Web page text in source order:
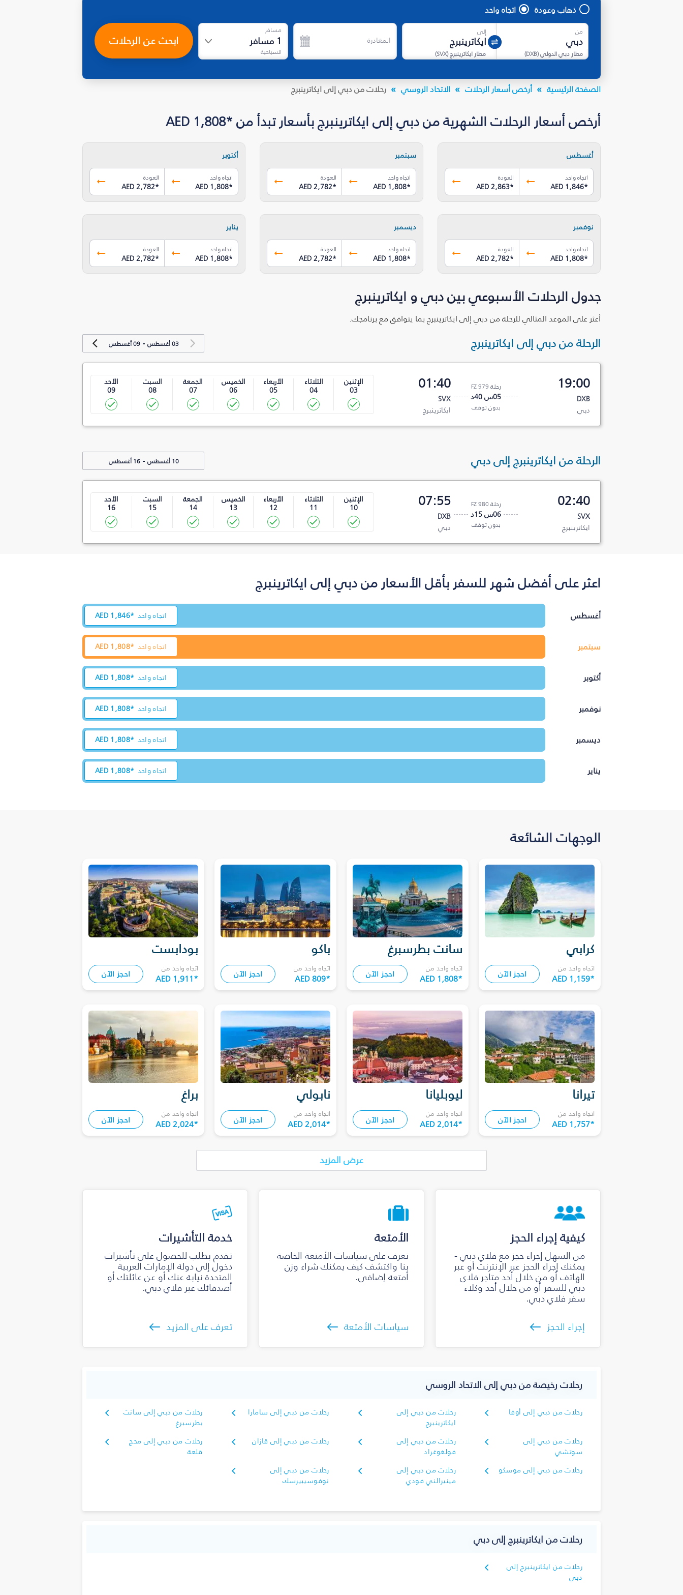
ذهاب وعودة اتجاه واحد
من
مطار دبي الدولي(
DXB
)
إلى
مطار ايكاترينبرج(
SVX
)
المغادرة
مسافر
1 مسافر
السياحية
ابحث عن الرحلات
الصفحة الرئيسية أرخص أسعار الرحلات الاتحاد الروسي رحلات من دبي إلى ايكاترينبرج
أرخص أسعار الرحلات الشهرية من دبي إلى ايكاترينبرج بأسعار تبدأ من *AED 1,808
أغسطس
اتجاه واحد
AED 1,846*
العودة
AED 2,863*
سبتمبر
اتجاه واحد
AED 1,808*
العودة
AED 2,782*
أكتوبر
اتجاه واحد
AED 1,808*
العودة
AED 2,782*
نوفمبر
اتجاه واحد
AED 1,808*
العودة
AED 2,782*
ديسمبر
اتجاه واحد
AED 1,808*
العودة
AED 2,782*
يناير
اتجاه واحد
AED 1,808*
العودة
AED 2,782*
جدول الرحلات الأسبوعي بين دبي و ايكاترينبرج
أعثر على الموعد المثالي للرحلة من دبي إلى ايكاترينبرج بما يتوافق مع برنامجك.
الرحلة من دبي إلى ايكاترينبرج 03 أغسطس -09 أغسطس
19:00
DXB
دبي
رحلة FZ 979
05س 40د
بدون توقف
01:40
SVX
ايكاترينبرج
الإثنين
03
الثلاثاء
04
الأربعاء
05
الخميس
06
الجمعة
07
السبت
08
الأحد
09
الرحلة من ايكاترينبرج إلى دبي 10 أغسطس -16 أغسطس
02:40
SVX
ايكاترينبرج
رحلة FZ 980
06س 15د
بدون توقف
07:55
DXB
دبي
الإثنين
10
الثلاثاء
11
الأربعاء
12
الخميس
13
الجمعة
14
السبت
15
الأحد
16
اعثر على أفضل شهر للسفر بأقل الأسعار من دبي إلى ايكاترينبرج
أغسطس اتجاه واحد AED 1,846*
سبتمبر اتجاه واحد AED 1,808*
أكتوبر اتجاه واحد AED 1,808*
نوفمبر اتجاه واحد AED 1,808*
ديسمبر اتجاه واحد AED 1,808*
يناير اتجاه واحد AED 1,808*
الوجهات الشائعة
كرابي
اتجاه واحد من
AED 1,159* احجز الآن
سانت بطرسبرغ
اتجاه واحد من
AED 1,808* احجز الآن
باكو
اتجاه واحد من
AED 809* احجز الآن
بودابست
اتجاه واحد من
AED 1,911* احجز الآن
تيرانا
اتجاه واحد من
AED 1,757* احجز الآن
ليوبليانا
اتجاه واحد من
AED 2,014* احجز الآن
نابولي
اتجاه واحد من
AED 2,014* احجز الآن
براغ
اتجاه واحد من
AED 2,024* احجز الآن
عرض المزيد
كيفية إجراء الحجز
من السهل إجراء حجز مع فلاي دبي -
يمكنك إجراء الحجز عبر الإنترنت أو عبر
الهاتف أو من خلال أحد متاجر فلاي
دبي للسفر أو من خلال أحد وكلاء
سفر فلاي دبي.
إجراء الحجز
الأمتعة
تعرف على سياسات الأمتعة الخاصة
بنا واكتشف كيف يمكنك شراء وزن
أمتعة إضافي.
سياسات الأمتعة
خدمة التأشيرات
تقدم بطلب للحصول على تأشيرات
دخول إلى دولة الإمارات العربية
المتحدة نيابة عنك أو عن عائلتك أو
أصدقائك عبر فلاي دبي.
تعرف على المزيد
رحلات رخيصة من دبي إلى الاتحاد الروسي
رحلات من دبي إلى أوفا
رحلات من دبي إلى
ايكاترينبرج
رحلات من دبي إلى سامارا
رحلات من دبي إلى سانت
بطرسبرغ
رحلات من دبي إلى
سوتشي
رحلات من دبي إلى
فولغوغراد
رحلات من دبي إلى قازان
رحلات من دبي إلى محج
قلعة
رحلات من دبي إلى موسكو
رحلات من دبي إلى
مينيرالني فودي
رحلات من دبي إلى
نوفوسيبيرسك
رحلات من ايكاترينبرج إلى دبي
رحلات من ايكاترينبرج إلى
دبي